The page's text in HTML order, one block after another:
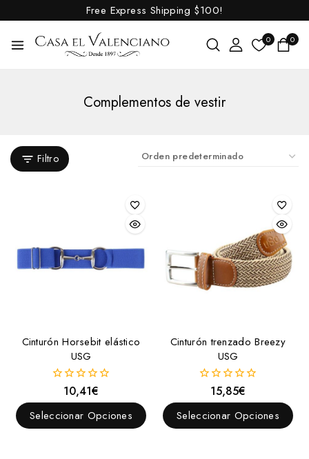
Free Express Shipping $100!
0 0
Complementos de vestir
Filtro
Cinturón Horsebit elástico
USG
fuera
de
5
10,41€
Seleccionar Opciones
Cinturón trenzado Breezy
USG
fuera
de
5
15,85€
Seleccionar Opciones
Mosqueros cubreorejas
Vendas para caballo
Cavalliera-Masterpieces
Cazadoras y chalecos
Cuidado de piel
pelo y tendones
Cincha XpandGirth y repuestos
Cinchas
Clavos
Colgadores y montureros
Comederos
Competición
Complementos de vestir